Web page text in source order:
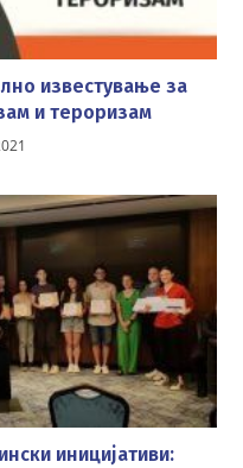
известување за
и тероризам
иницијативи: